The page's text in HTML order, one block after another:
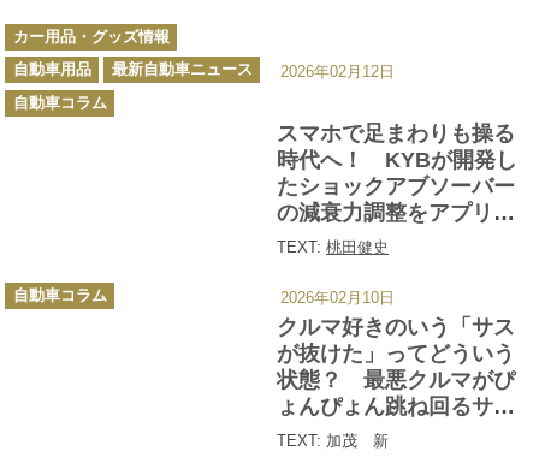
スマホで足まわりも操る
時代へ！ KYBが開発し
たショックアブソーバー
の減衰力調整をアプリで
可能にした新システムが
TEXT: 桃田健史
カ
テ
ゴ
リ
ー
カー用品・グッズ情報
自動車用品
最新自動車ニュース
自動車コラム
2026年02月12日
クルマ好きのいう「サス
が抜けた」ってどういう
状態？ 最悪クルマがぴ
ょんぴょん跳ね回るサス
ペンションの経年劣化と
TEXT: 加茂 新
カ
テ
自動車コラム 2026年02月10日